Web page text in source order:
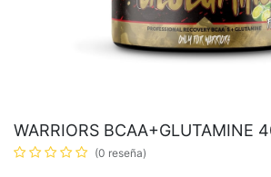
WARRIORS BCAA+GLUTAMINE
(0 reseña)